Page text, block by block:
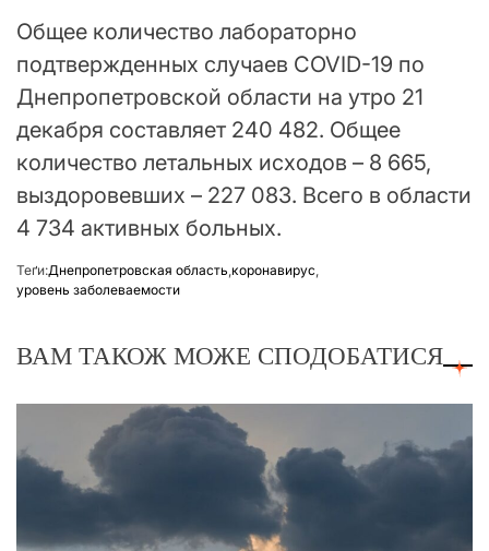
Общее количество лабораторно
подтвержденных случаев COVID-19 по
Днепропетровской области на утро 21
декабря составляет 240 482. Общее
количество летальных исходов – 8 665,
выздоровевших – 227 083. Всего в области
4 734 активных больных.
Теґи:Днепропетровская область,коронавирус,
уровень заболеваемости
ВАМ ТАКОЖ МОЖЕ СПОДОБАТИСЯ